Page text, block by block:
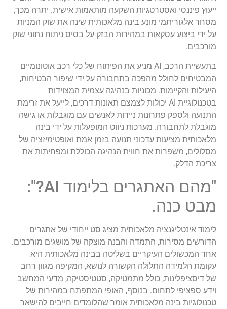
ייעוץ פיננסי ואסטרטגיות השקעה מותאמות אישית. יתרה מכך,
מסחר אלגוריתמי מונע בינה מלאכותית שינה את שוק המניות
על ידי ביצוע עסקאות במהירות הבזק על בסיס ניתוח נתוני שוק
מורכבים.
בתעשיית הרכב, AI מניע את הפיתוח של כלי רכב אוטונומיים
המבטיחים לחולל מהפכה בתחבורה על ידי שיפור הבטיחות,
היעילות והקיימות. מכוניות בנהיגה עצמית המצוידות
בטכנולוגיית AI יכולות לצמצם תאונות דרכים, לייעל את זרימת
התנועה ולספק פתרונות ניידות לאנשים עם מוגבלות או גישה
מוגבלת לתחבורה. מערכות ניווט המופעלות על ידי בינה
מלאכותית מציעות עדכוני תנועה בזמן אמת ואופטימיזציה של
מסלולים, משפרות את חווית הנהיגה הכוללת ומפחיתות את
צריכת הדלק.
"מהם האתגרים בלימוד AI?":
מבט כנה.
לימוד אינטליגנציה מלאכותית מציג סט ייחודי של אתגרים
הדורשים מסירות, התמדה והבנה מוצקה של מושגים מורכבים.
אחד המכשולים העיקריים בשליטה בבינה מלאכותית היא
עקומת הלמידה התלולה הקשורה לנושא, המקיפה מגוון רחב
של דיסציפלינות, כולל מתמטיקה, סטטיסטיקה, מדעי המחשב
וידע ספציפי לתחום. בנוסף, האופי המתפתח במהירות של
טכנולוגיות בינה מלאכותית אומר שהלומדים חייבים להישאר